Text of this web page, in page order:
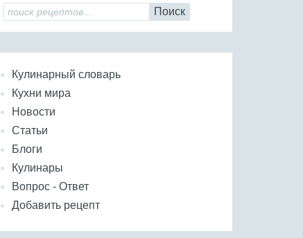
Поиск
Кулинарный словарь
Кухни мира
Новости
Статьи
Блоги
Кулинары
Вопрос - Ответ
Добавить рецепт